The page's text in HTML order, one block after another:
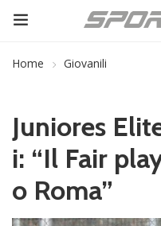
Home Giovanili
Juniores
i: “Il Fair
o Roma”